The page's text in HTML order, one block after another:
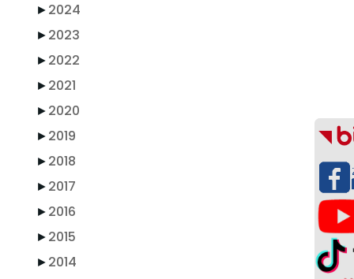
►2024
►2023
►2022
►2021
►2020
►2019
►2018
►2017
►2016
►2015
►2014